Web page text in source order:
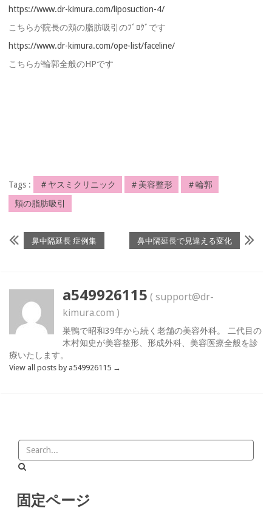
https://www.dr-kimura.com/liposuction-4/
こちらが院長の頬の脂肪吸引のﾌﾞﾛｸﾞです
https://www.dr-kimura.com/ope-list/faceline/
こちらが輪郭全般のHPです
Tags : ＃ヤスミクリニック ＃美容整形
＃輪郭
頬の脂肪吸引
鼻中隔延長 症例集 鼻中隔延長で見違える変化
a549926115 ( support@dr-
kimura.com )
巣鴨で昭和39年から続く老舗の美容外科。 二代目の
木村知史が美容整形、形成外科、美容医療全般を診
療いたします。
View all posts by a549926115 →
固定ページ